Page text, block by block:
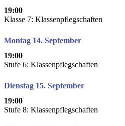
19:00
Klasse 7: Klassenpflegschaften
Montag 14. September
19:00
Stufe 6: Klassenpflegschaften
Dienstag 15. September
19:00
Stufe 8: Klassenpflegschaften